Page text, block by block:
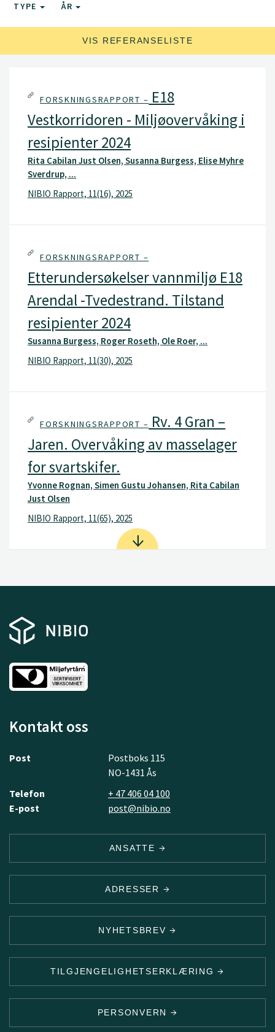
TYPE ÅR
VIS REFERANSELISTE
FORSKNINGSRAPPORT – E18
Vestkorridoren - Miljøovervåking i
resipienter 2024
Rita Cabilan Just Olsen, Susanna Burgess, Elise Myhre
Sverdrup, ...
NIBIO Rapport, 11(16), 2025
FORSKNINGSRAPPORT –
Etterundersøkelser vannmiljø E18
Arendal -Tvedestrand. Tilstand
resipienter 2024
Susanna Burgess, Roger Roseth, Ole Roer, ...
NIBIO Rapport, 11(30), 2025
FORSKNINGSRAPPORT – Rv. 4 Gran –
Jaren. Overvåking av masselager
for svartskifer.
Yvonne Rognan, Simen Gustu Johansen, Rita Cabilan
Just Olsen
NIBIO Rapport, 11(65), 2025
Kontakt oss
Post
Postboks 115
NO-1431 Ås
Telefon
+ 47 406 04 100
E-post
post@nibio.no
ANSATTE
ADRESSER
NYHETSBREV
TILGJENGELIGHETSERKLÆRING
PERSONVERN